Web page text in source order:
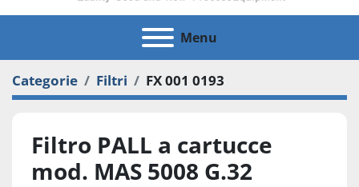
Menu
Categorie Filtri FX 001 0193
Filtro PALL a cartucce
mod. MAS 5008 G.32